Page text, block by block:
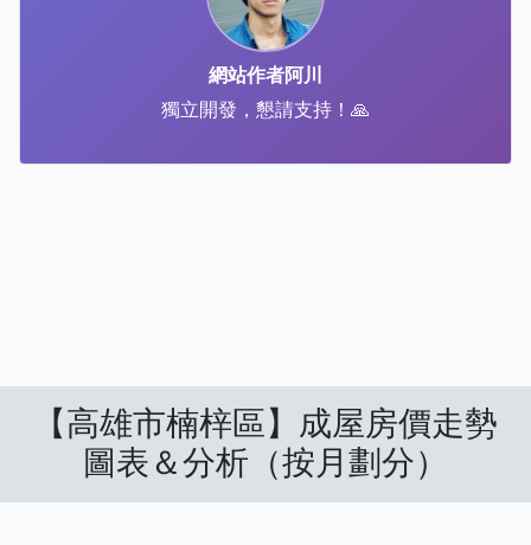
網站作者阿川
獨立開發，懇請支持！🙏
【高雄市楠梓區】成屋房價走勢
圖表＆分析（按月劃分）